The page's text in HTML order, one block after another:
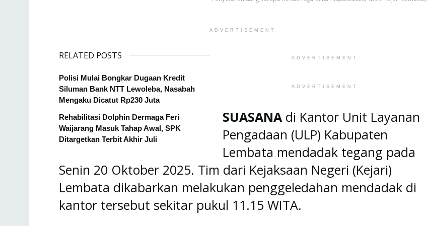
ADVERTISEMENT
RELATED POSTS
Polisi Mulai Bongkar Dugaan Kredit
Siluman Bank NTT Lewoleba, Nasabah
Mengaku Dicatut Rp230 Juta
Rehabilitasi Dolphin Dermaga Feri
Waijarang Masuk Tahap Awal, SPK
Ditargetkan Terbit Akhir Juli
ADVERTISEMENT
ADVERTISEMENT
SUASANA di Kantor Unit Layanan
Pengadaan (ULP) Kabupaten
Lembata mendadak tegang pada
Senin 20 Oktober 2025. Tim dari Kejaksaan Negeri (Kejari)
Lembata dikabarkan melakukan penggeledahan mendadak di
kantor tersebut sekitar pukul 11.15 WITA.